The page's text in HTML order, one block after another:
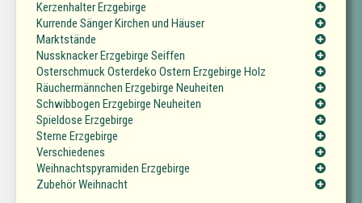
Kerzenhalter Erzgebirge
Kurrende Sänger Kirchen und Häuser
Marktstände
Nussknacker Erzgebirge Seiffen
Osterschmuck Osterdeko Ostern Erzgebirge Holz
Räuchermännchen Erzgebirge Neuheiten
Schwibbogen Erzgebirge Neuheiten
Spieldose Erzgebirge
Sterne Erzgebirge
Verschiedenes
Weihnachtspyramiden Erzgebirge
Zubehör Weihnacht